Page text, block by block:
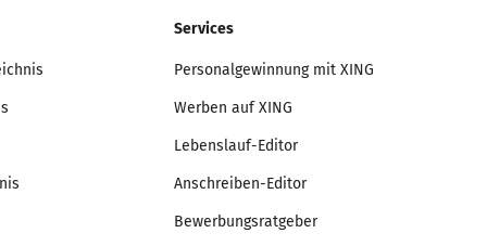
Services
Personalgewinnung mit XING
Werben auf XING
Lebenslauf-Editor
Anschreiben-Editor
Bewerbungsratgeber